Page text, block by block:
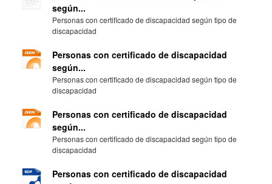
según...
Personas con certificado de discapacidad según tipo de
discapacidad
Personas con certificado de discapacidad
según...
Personas con certificado de discapacidad según tipo de
discapacidad
Personas con certificado de discapacidad
según...
Personas con certificado de discapacidad según tipo de
discapacidad
Personas con certificado de discapacidad